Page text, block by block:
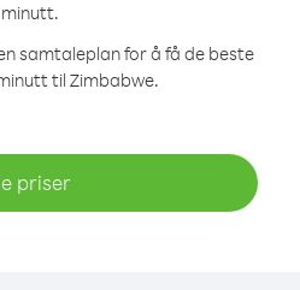
minutt.
samtaleplan for å få de beste
til Zimbabwe.
priser